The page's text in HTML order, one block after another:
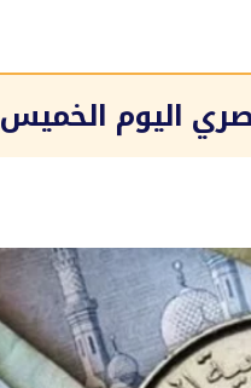
الخميس 8 فبراير 2024